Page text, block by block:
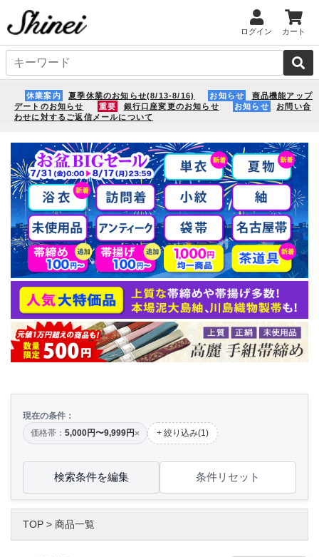
ログイン カート
休業案内 夏季休業のお知らせ(8/13-8/16) お知らせ
商品機能アップ
デートのお知らせ
重要 銀行口座変更のお知らせ お知らせ
お問い合
わせに対するご返信メールについて
現在の条件：
価格帯： 5,000円〜9,999円× + 絞り込み(1)
検索条件を編集 条件リセット
TOP > 商品一覧